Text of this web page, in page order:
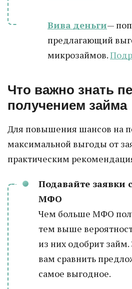
Вива деньги—
предлагающий
микрозаймов.
Что важно знать
получением займа
Для повышения шансов на
максимальной выгоды от
практическим
Подавайте заявки
МФО
Чем больше МФО
тем выше
из них одобрит
вам сравнить
самое выгодное.